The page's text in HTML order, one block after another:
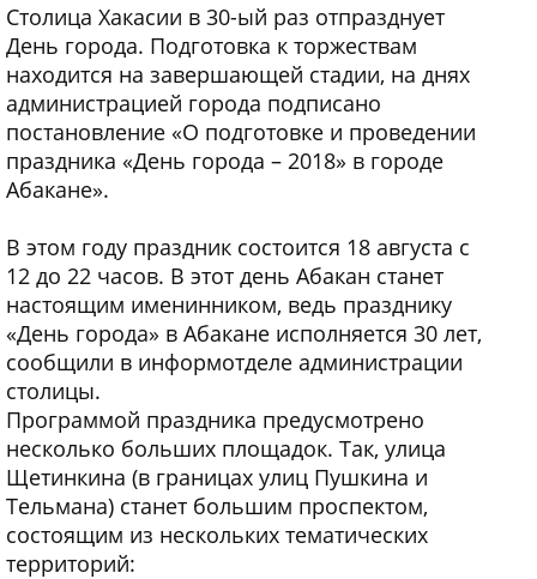
Столица Хакасии в 30-ый раз отпразднует
День города. Подготовка к торжествам
находится на завершающей стадии, на днях
администрацией города подписано
постановление «О подготовке и проведении
праздника «День города – 2018» в городе
Абакане».
В этом году праздник состоится 18 августа с
12 до 22 часов. В этот день Абакан станет
настоящим именинником, ведь празднику
«День города» в Абакане исполняется 30 лет,
сообщили в информотделе администрации
столицы.
Программой праздника предусмотрено
несколько больших площадок. Так, улица
Щетинкина (в границах улиц Пушкина и
Тельмана) станет большим проспектом,
состоящим из нескольких тематических
территорий: